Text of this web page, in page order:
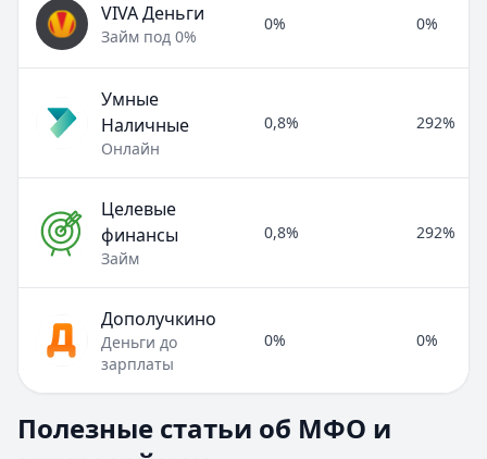
VIVA Деньги
Займ под 0%
0% 0%
Умные
Наличные
Онлайн
0,8% 292%
Целевые
финансы
Займ
0,8% 292%
Дополучкино
Деньги до
зарплаты
0% 0%
Раздел:МФО и микрозаймы. Всего статей: 8.
Полезные статьи об МФО и